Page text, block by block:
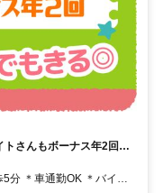
さんもボーナス年2回！
ーン 三木青山店
イク